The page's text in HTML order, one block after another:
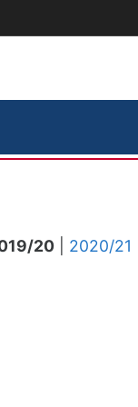
20
2020/21